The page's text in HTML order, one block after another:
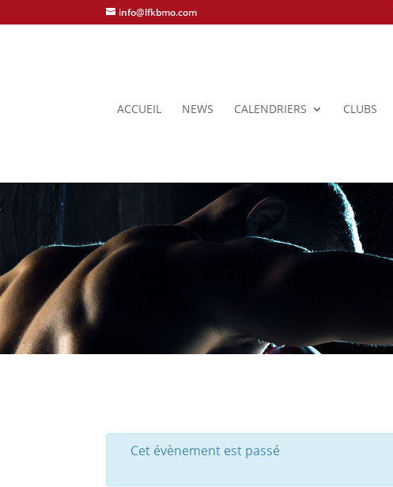
info@lfkbmo.com
ACCUEIL NEWS CALENDRIERS CLUBS
Cet évènement est passé